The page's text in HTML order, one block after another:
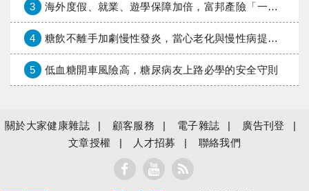
3 海外度假、就業、遊學保障加倍，富邦產險「一期逐夢」專案加碼遠距醫療與緊急救援
4 糖飲不離手加劇慢性發炎，當心老化與慢性病提早報到
5 低血糖開車風險高，糖尿病友上路必學的安全守則
關於大家健康雜誌 顧客服務 電子雜誌
廣告刊登
文章授權
人才招募 聯絡我們